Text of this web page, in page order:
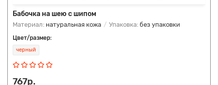
Бабочка на шею с шипом
Материал: натуральная кожа Упаковка: без упаковки
Цвет/размер:
черный
767р.